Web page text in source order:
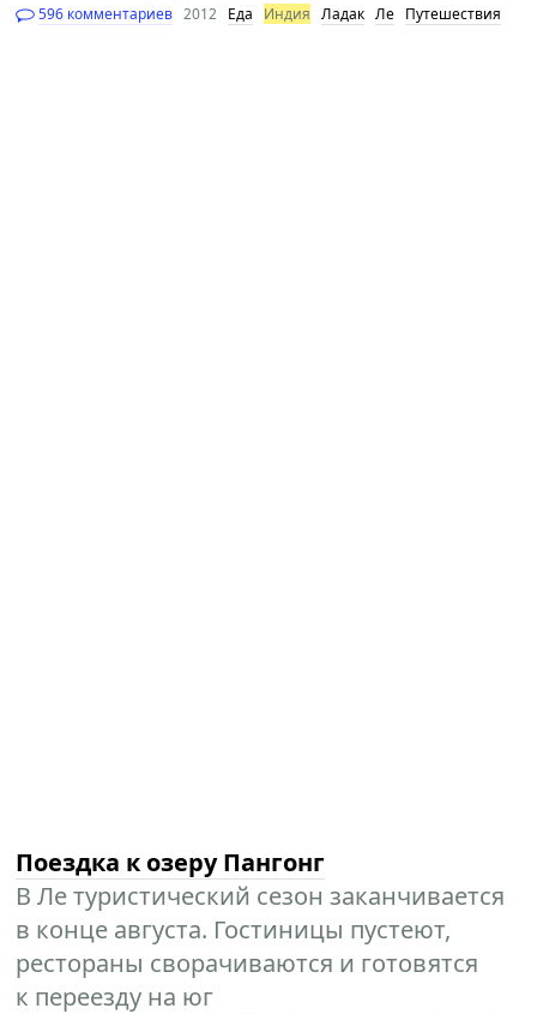
596 комментариев 2012 Еда Индия Ладак Ле Путешествия
Поездка к озеру Пангонг
В Ле туристический сезон заканчивается
в конце августа. Гостиницы пустеют,
рестораны сворачиваются и готовятся
к переезду на юг